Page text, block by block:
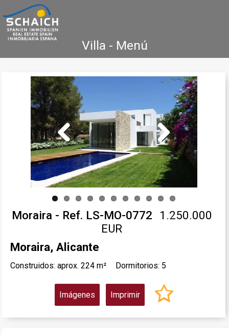
Villa - Menú
Home Costa Blanca Venta Alquiler
Nueva Construcción
Agencia Inmobiliaria Testimonios
Contacto
Previous Next
Moraira - Ref. LS-MO-0772
1.250.000
EUR
Moraira, Alicante
Construidos: aprox. 224 m² Dormitorios: 5
Imágenes Imprimir